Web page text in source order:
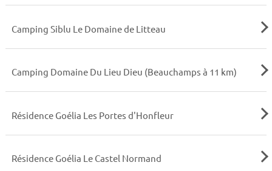
Camping Siblu Le Domaine de Litteau
Camping Domaine Du Lieu Dieu (Beauchamps à 11 km)
Résidence Goélia Les Portes d'Honfleur
Résidence Goélia Le Castel Normand